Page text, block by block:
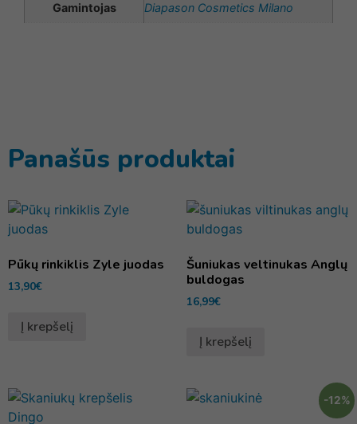
Gamintojas Diapason Cosmetics Milano
Panašūs produktai
Pūkų rinkiklis Zyle juodas
13,90€
Į krepšelį
Šuniukas veltinukas Anglų
buldogas
16,99€
Į krepšelį
-12%